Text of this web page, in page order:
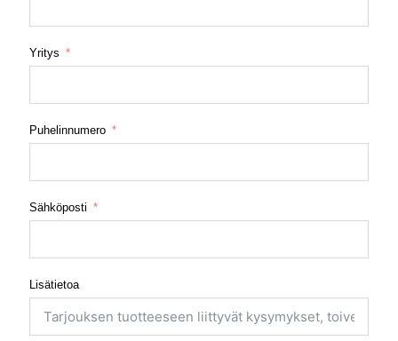
Yritys
Puhelinnumero
Sähköposti
Lisätietoa